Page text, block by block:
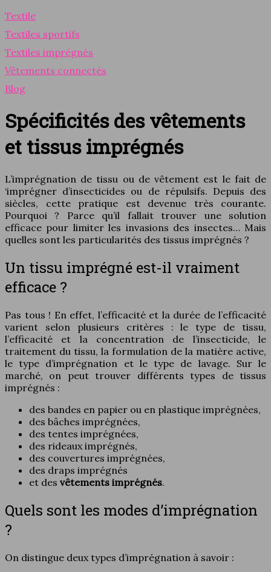
Textile
Textiles sportifs
Textiles imprégnés
Vêtements connectés
Blog
Spécificités des vêtements
et tissus imprégnés
L’imprégnation de tissu ou de vêtement est le fait de
‘imprégner d’insecticides ou de répulsifs. Depuis des
siècles, cette pratique est devenue très courante.
Pourquoi ? Parce qu’il fallait trouver une solution
efficace pour limiter les invasions des insectes… Mais
quelles sont les particularités des tissus imprégnés ?
Un tissu imprégné est-il vraiment
efficace ?
Pas tous ! En effet, l’efficacité et la durée de l’efficacité
varient selon plusieurs critères : le type de tissu,
l’efficacité et la concentration de l’insecticide, le
traitement du tissu, la formulation de la matière active,
le type d’imprégnation et le type de lavage. Sur le
marché, on peut trouver différents types de tissus
imprégnés :
des bandes en papier ou en plastique imprégnées,
des bâches imprégnées,
des tentes imprégnées,
des rideaux imprégnés,
des couvertures imprégnées,
des draps imprégnés
et des vêtements imprégnés.
Quels sont les modes d’imprégnation
?
On distingue deux types d’imprégnation à savoir :